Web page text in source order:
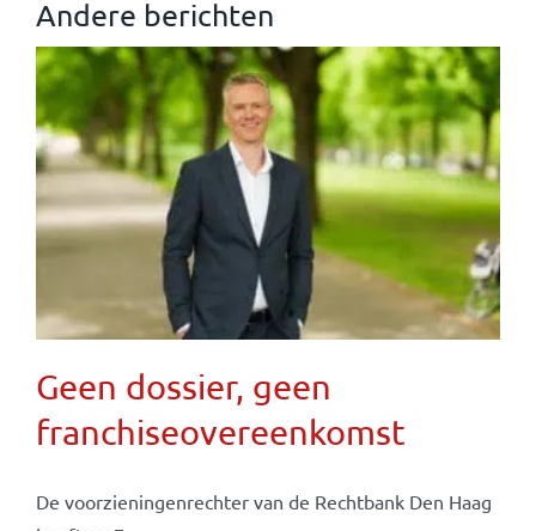
Andere berichten
Geen dossier, geen
franchiseovereenkomst
De voorzieningenrechter van de Rechtbank Den Haag